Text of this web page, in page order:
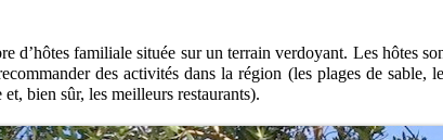
d’hôtes familiale située sur un terrain verdoyant. Les hôtes
des activités dans la région (les plages de sable,
bien sûr, les meilleurs restaurants).